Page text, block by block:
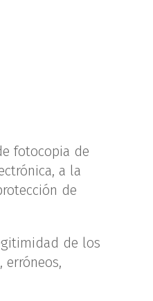
fotocopia de
a la
de
de los
erróneos,